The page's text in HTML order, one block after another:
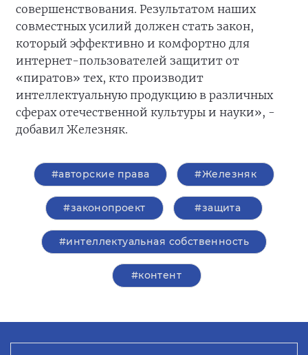
совершенствования. Результатом наших
совместных усилий должен стать закон,
который эффективно и комфортно для
интернет-пользователей защитит от
«пиратов» тех, кто производит
интеллектуальную продукцию в различных
сферах отечественной культуры и науки», -
добавил Железняк.
#авторские права #Железняк
#законопроект #защита
#интеллектуальная собственность
#контент